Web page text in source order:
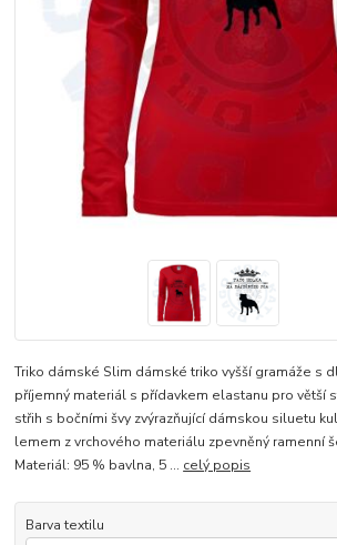
Triko dámské Slim dámské triko vyšší gramáže s
příjemný materiál s přídavkem elastanu pro větší
střih s bočními švy zvýrazňující dámskou siluetu
lemem z vrchového materiálu zpevněný ramenní
Materiál: 95 % bavlna, 5 ... celý popis
Barva textilu